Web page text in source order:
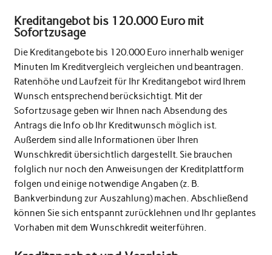
Kreditangebot bis 120.000 Euro mit
Sofortzusage
Die Kreditangebote bis 120.000 Euro innerhalb weniger
Minuten Im Kreditvergleich vergleichen und beantragen.
Ratenhöhe und Laufzeit für Ihr Kreditangebot wird Ihrem
Wunsch entsprechend berücksichtigt. Mit der
Sofortzusage geben wir Ihnen nach Absendung des
Antrags die Info ob Ihr Kreditwunsch möglich ist.
Außerdem sind alle Informationen über Ihren
Wunschkredit übersichtlich dargestellt. Sie brauchen
folglich nur noch den Anweisungen der Kreditplattform
folgen und einige notwendige Angaben (z. B.
Bankverbindung zur Auszahlung) machen. Abschließend
können Sie sich entspannt zurücklehnen und Ihr geplantes
Vorhaben mit dem Wunschkredit weiterführen.